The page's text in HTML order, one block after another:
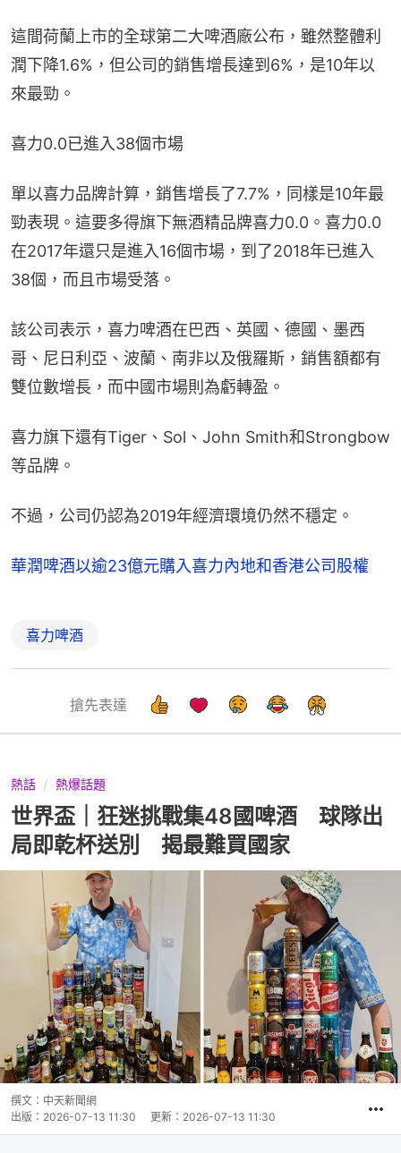
這間荷蘭上市的全球第二大啤酒廠公布，雖然整體利
潤下降1.6%，但公司的銷售增長達到6%，是10年以
來最勁。
喜力0.0已進入38個市場
單以喜力品牌計算，銷售增長了7.7%，同樣是10年最
勁表現。這要多得旗下無酒精品牌喜力0.0。喜力0.0
在2017年還只是進入16個市場，到了2018年已進入
38個，而且市場受落。
該公司表示，喜力啤酒在巴西、英國、德國、墨西
哥、尼日利亞、波蘭、南非以及俄羅斯，銷售額都有
雙位數增長，而中國市場則為虧轉盈。
喜力旗下還有Tiger、Sol、John Smith和Strongbow
等品牌。
不過，公司仍認為2019年經濟環境仍然不穩定。
華潤啤酒以逾23億元購入喜力內地和香港公司股權
喜力啤酒
搶先表達
熱話 熱爆話題
世界盃｜狂迷挑戰集48國啤酒 球隊出
局即乾杯送別 揭最難買國家
撰文： 中天新聞網
出版： 2026-07-13 11:30 更新： 2026-07-13 11:30